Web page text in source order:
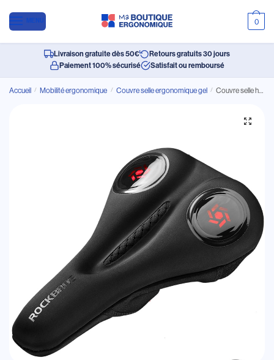
MENU 0
Livraison gratuite dès 50€
Retours gratuits 30 jours
Paiement 100% sécurisé
Satisfait ou remboursé
Accueil / Mobilité ergonomique / Couvre selle ergonomique gel / Couvre selle haute absorption des chocs